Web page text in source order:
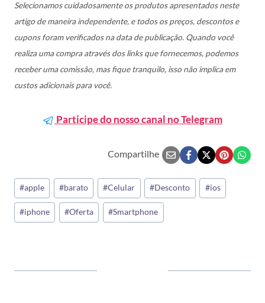
Selecionamos cuidadosamente os produtos apresentados neste
artigo de maneira independente, e todos os preços, descontos e
cupons foram verificados na data de publicação. Quando você
realiza uma compra através dos links que fornecemos, podemos
receber uma comissão, mas fique tranquilo, isso não implica em
custos adicionais para você.
Participe do nosso canal no Telegram
Compartilhe
Tags
do
Post:
#apple #barato #Celular #Desconto #ios
#iphone #Oferta #Smartphone